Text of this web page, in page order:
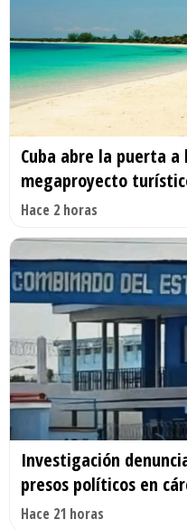
Cuba abre la puerta a
megaproyecto
Hace 2 horas
Investigación
presos políticos en
Hace 21 horas